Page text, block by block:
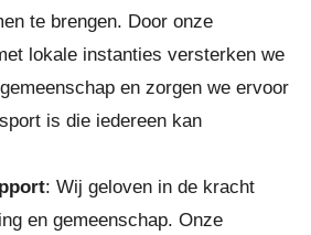
te brengen. Door onze
lokale instanties versterken we
en zorgen we ervoor
is die iedereen kan
: Wij geloven in de kracht
en gemeenschap. Onze